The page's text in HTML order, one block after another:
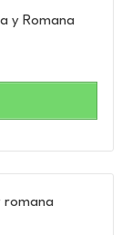
y Romana
romana